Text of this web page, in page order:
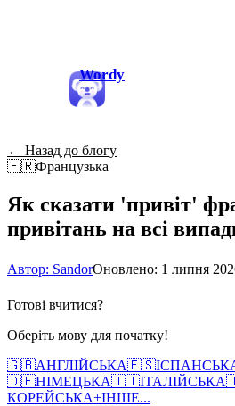
Wordy
← Назад до блогу
🇫🇷Французька
Як сказати 'привіт'
привітань на всі
Автор: SandorОновлено: 1 липня
Готові вчитися?
Оберіть мову для початку!
🇬🇧АНГЛІЙСЬКА🇪🇸
🇩🇪НІМЕЦЬКА🇮🇹ІТАЛІЙСЬКА
КОРЕЙСЬКА+ІНШЕ...